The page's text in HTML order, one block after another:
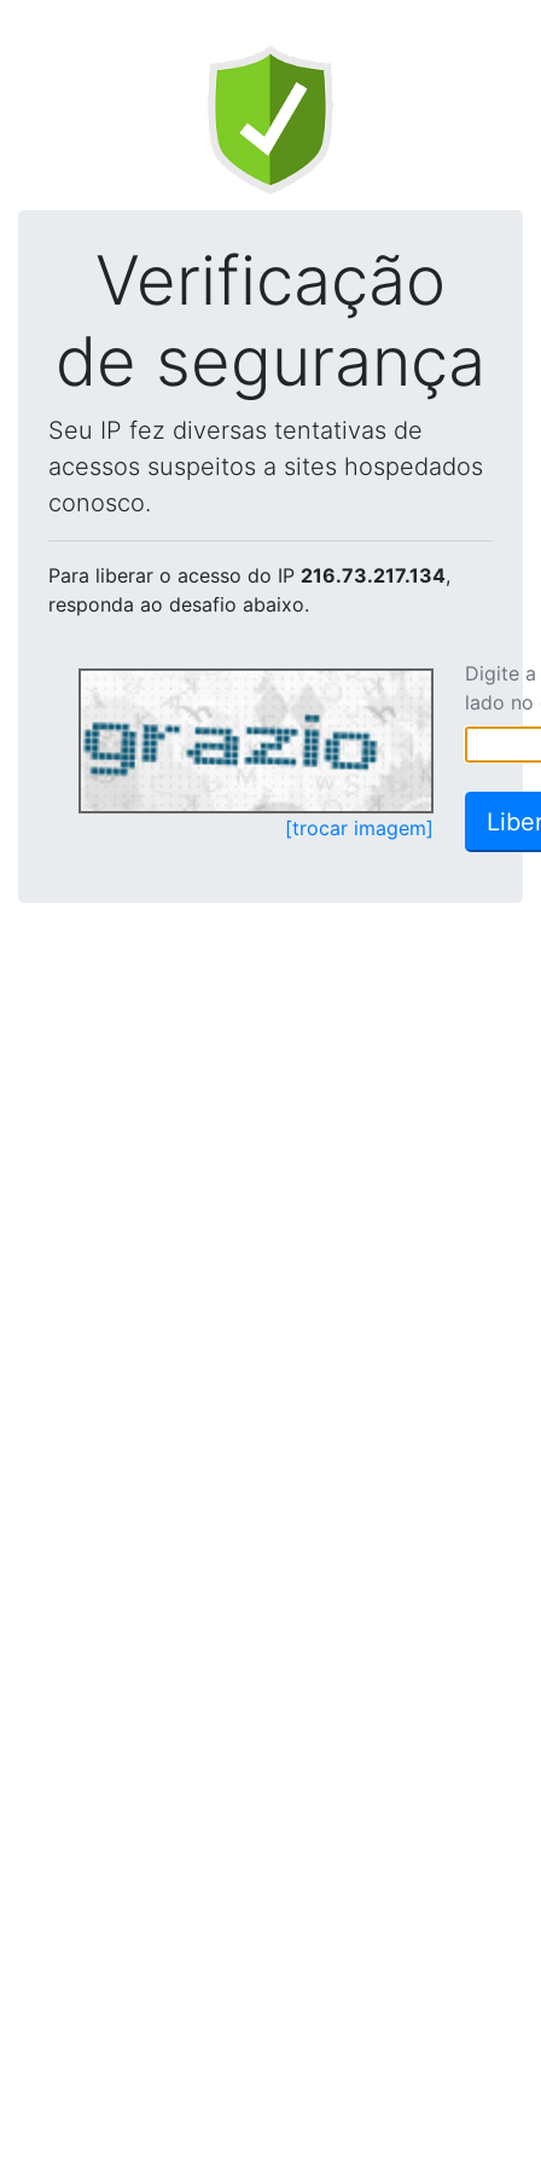
Verificação
de segurança
Seu IP fez diversas tentativas de
acessos suspeitos a sites hospedados
conosco.
Para liberar o acesso do IP 216.73.217.134,
responda ao desafio abaixo.
[trocar imagem]
Digite
lado no